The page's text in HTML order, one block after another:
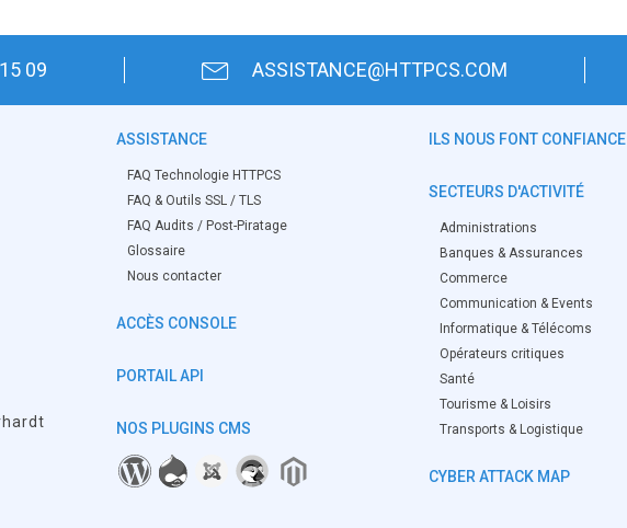
09 ASSISTANCE@HTTPCS.COM
ASSISTANCE
FAQ Technologie HTTPCS
FAQ & Outils SSL / TLS
FAQ Audits / Post-Piratage
Glossaire
Nous contacter
ACCÈS CONSOLE
PORTAIL API
NOS PLUGINS CMS
ILS NOUS FONT CONFIANCE
SECTEURS D'ACTIVITÉ
Administrations
Banques & Assurances
Commerce
Communication & Events
Informatique & Télécoms
Opérateurs critiques
Santé
Tourisme & Loisirs
Transports & Logistique
CYBER ATTACK MAP